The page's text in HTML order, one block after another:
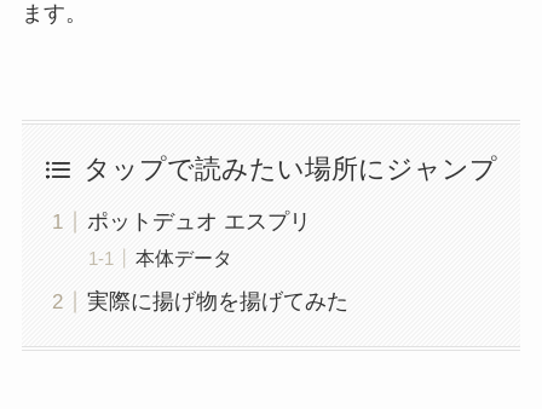
ます。
タップで読みたい場所にジャンプ
ポットデュオ エスプリ
本体データ
実際に揚げ物を揚げてみた